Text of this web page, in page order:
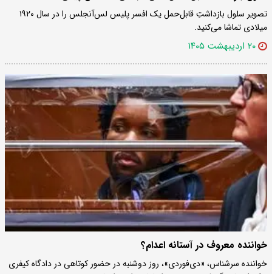
تصویر سلول بازداشتِ قابل‌حمل یک افسر پلیس لس‌آنجلس را در سال ۱۹۲۰
میلادی تماشا می‌کنید.
۲۰ اردیبهشت ۱۴۰۵
خواننده معروف در آستانه اعدام؟
خواننده سرشناس، «دی‌فوردی»، روز دوشنبه در حضور کوتاهی در دادگاه کیفری